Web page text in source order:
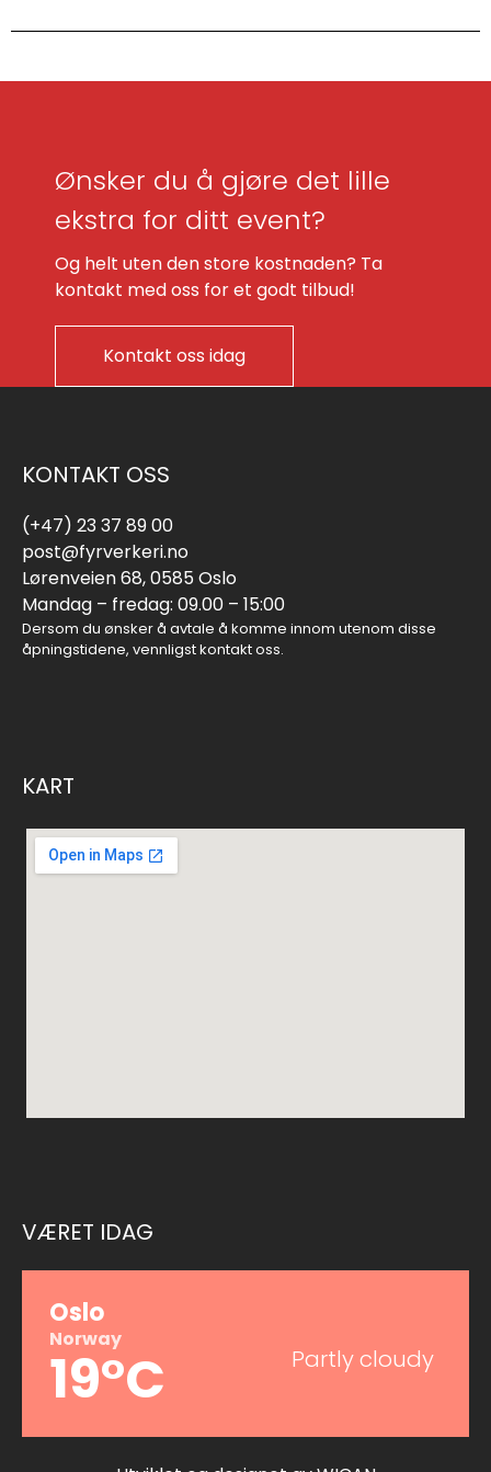
Ønsker du å gjøre det lille
ekstra for ditt event?
Og helt uten den store kostnaden? Ta
kontakt med oss for et godt tilbud!
Kontakt oss idag
KONTAKT OSS
(+47) 23 37 89 00
post@fyrverkeri.no
Lørenveien 68, 0585 Oslo
Mandag – fredag: 09.00 – 15:00
Dersom du ønsker å avtale å komme innom utenom disse
åpningstidene, vennligst kontakt oss.
KART
VÆRET IDAG
Oslo
Norway
19°C Partly cloudy